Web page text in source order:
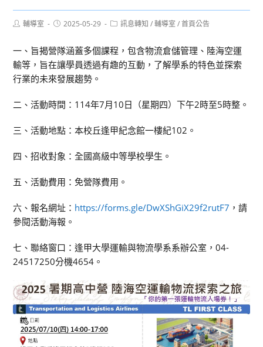
Post輔導室
Post2025-05-29
Post訊息轉知 / 輔導室 / 首頁公告
一、旨揭營隊涵蓋多個課程，包含物流倉儲管理、陸海空運
輸等，旨在讓學員透過有趣的互動，了解學系的特色並探索
行業的未來發展趨勢。
二、活動時間：114年7月10日（星期四）下午2時至5時整。
三、活動地點：本校丘逢甲紀念館一樓紀102。
四、招收對象：全國高級中等學校學生。
五、活動費用：免營隊費用。
六、報名網址： https://forms.gle/DwXShGiX29f2rutF7 ，請
參閱活動海報。
七、聯絡窗口：逢甲大學運輸與物流學系系辦公室，04-
24517250分機4654。